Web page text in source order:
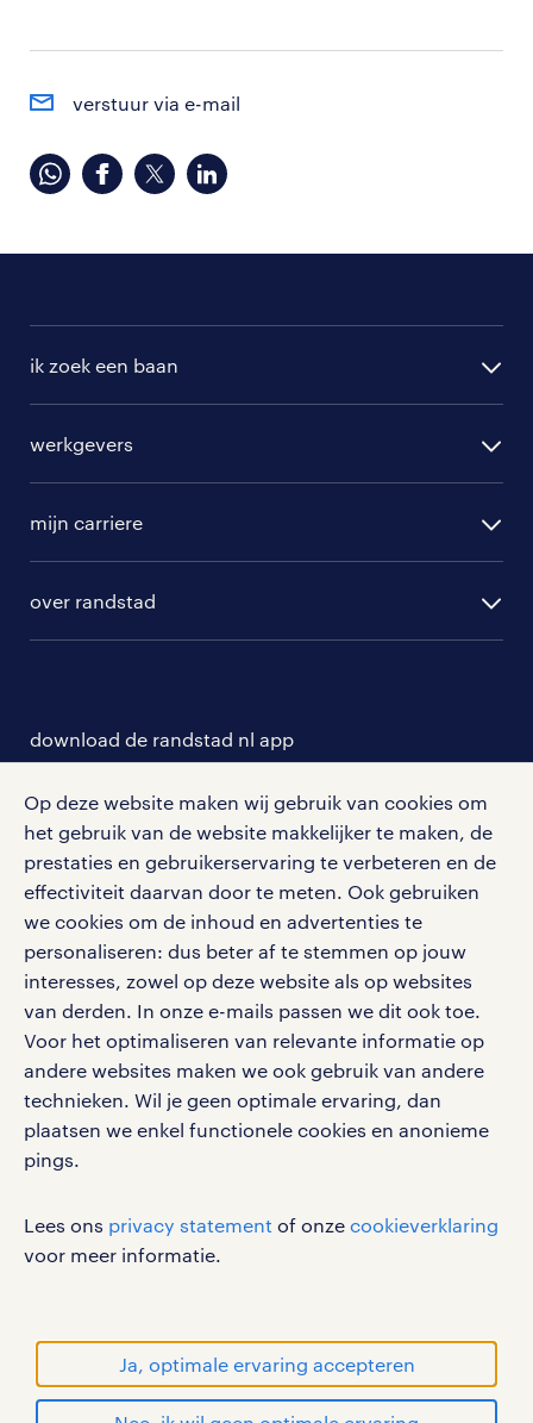
Op deze website maken wij gebruik van cookies om
het gebruik van de website makkelijker te maken, de
prestaties en gebruikerservaring te verbeteren en de
effectiviteit daarvan door te meten. Ook gebruiken
we cookies om de inhoud en advertenties te
personaliseren: dus beter af te stemmen op jouw
interesses, zowel op deze website als op websites
van derden. In onze e-mails passen we dit ook toe.
Voor het optimaliseren van relevante informatie op
andere websites maken we ook gebruik van andere
technieken. Wil je geen optimale ervaring, dan
plaatsen we enkel functionele cookies en anonieme
pings.
Lees ons privacy statement of onze cookieverklaring
voor meer informatie.
Ja, optimale ervaring accepteren
verstuur via e-mail
ik zoek een baan
randstad professional
randstad digital
werkgevers
hr-diensten
branches
tarieven
personeel gezocht
aanmelden nieuwsbrief
mijn carriere
solliciteren
blogs en artikelen
salarischecker
bruto-netto calculator
over randstad
contact voor werkgevers
onze vestigingen
pers
klachten en misstanden
download de randstad nl app
Met de randstad nl app zet je de volgende stap in je
carrière. Bekijk je rooster of salaris, zoek vacatures
en ontvang berichten van je intercedent.
Eenvoudig, snel en overal.
apple app store
google play store
social media
Volg ons voor de leukste content omtrent
vacatures, solliciteren en inspiratie.
gebruikersvoorwaarden
privacystatement
cookies